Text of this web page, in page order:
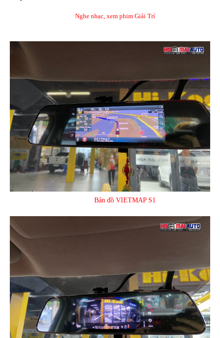
Nghe nhạc, xem phim Giải Trí
Bản đồ VIETMAP S1